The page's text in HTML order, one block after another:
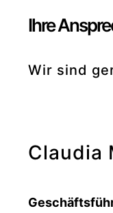
Ihre
Wir sind
Claudia